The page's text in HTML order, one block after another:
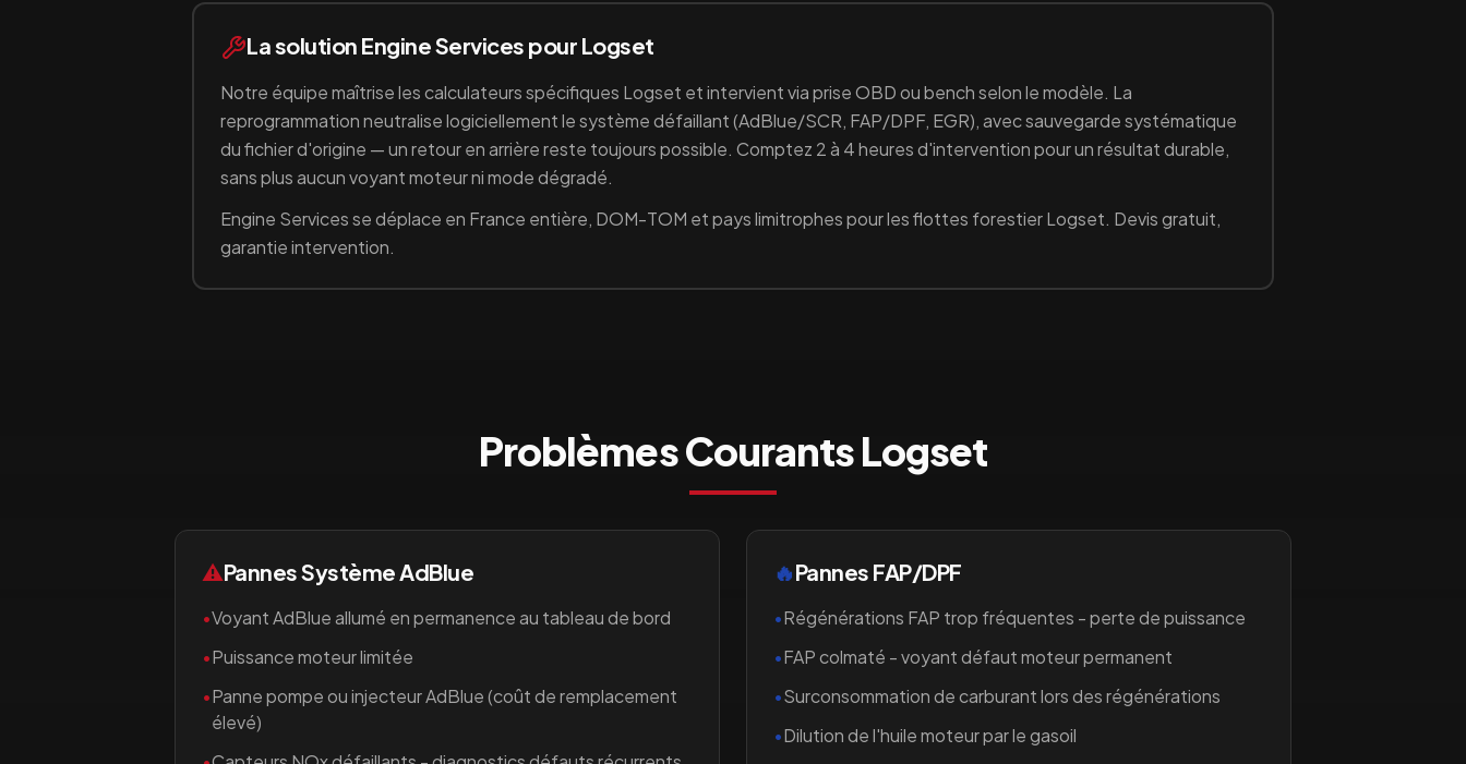
La solution Engine Services pour Logset
Notre équipe maîtrise les calculateurs spécifiques Logset et intervient via prise OBD ou bench selon le modèle. La
reprogrammation neutralise logiciellement le système défaillant (AdBlue/SCR, FAP/DPF, EGR), avec sauvegarde systématique
du fichier d'origine — un retour en arrière reste toujours possible. Comptez 2 à 4 heures d'intervention pour un résultat durable,
sans plus aucun voyant moteur ni mode dégradé.
Engine Services se déplace en France entière, DOM-TOM et pays limitrophes pour les flottes forestierLogset. Devis gratuit,
garantie intervention.
Problèmes CourantsLogset
⚠️Pannes Système AdBlue
•Voyant AdBlue allumé en permanence au tableau de bord
•Puissance moteur limitée
•Panne pompe ou injecteur AdBlue (coût de remplacement
élevé)
🔥Pannes FAP/DPF
•Régénérations FAP trop fréquentes - perte de puissance
•FAP colmaté - voyant défaut moteur permanent
•Surconsommation de carburant lors des régénérations
•Dilution de l'huile moteur par le gasoil